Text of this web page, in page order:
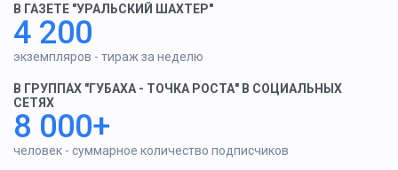
В ГАЗЕТЕ "УРАЛЬСКИЙ ШАХТЕР"
4 200
экземпляров - тираж за неделю
В ГРУППАХ "ГУБАХА - ТОЧКА РОСТА" В СОЦИАЛЬНЫХ
СЕТЯХ
8 000+
человек - суммарное количество подписчиков